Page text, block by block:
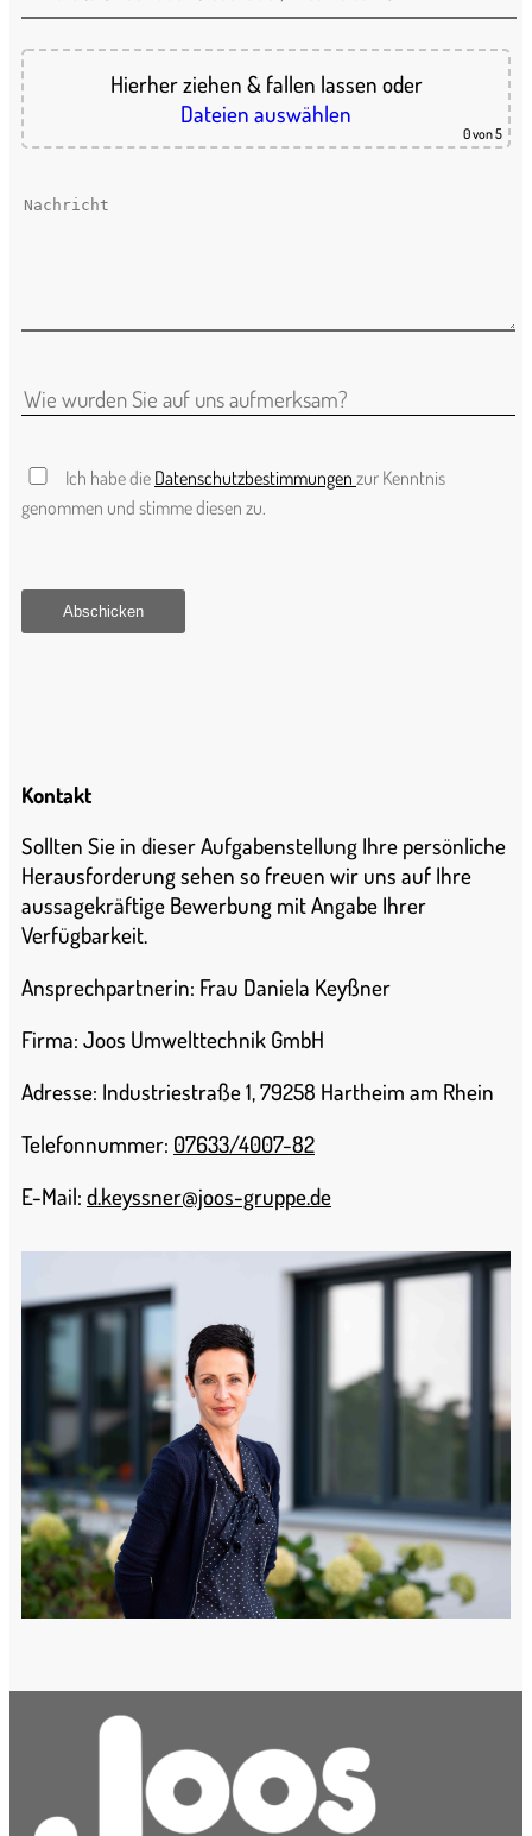
Hierher ziehen & fallen lassen oder
Dateien auswählen
0von 5
Ich habe die Datenschutzbestimmungen zur Kenntnis
genommen und stimme diesen zu.
Kontakt
Sollten Sie in dieser Aufgabenstellung Ihre persönliche
Herausforderung sehen so freuen wir uns auf Ihre
aussagekräftige Bewerbung mit Angabe Ihrer
Verfügbarkeit.
Ansprechpartnerin: Frau Daniela Keyßner
Firma: Joos Umwelttechnik GmbH
Adresse: Industriestraße 1, 79258 Hartheim am Rhein
Telefonnummer: 07633/4007-82
E-Mail: d.keyssner@joos-gruppe.de